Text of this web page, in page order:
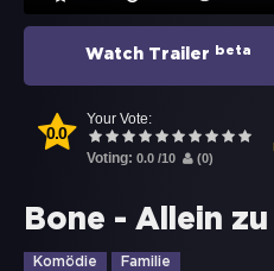
Watch Trailer beta
0.0
Your Vote:
Voting: 0.0 /10 (0)
Bone - Allein zu
Komödie Familie